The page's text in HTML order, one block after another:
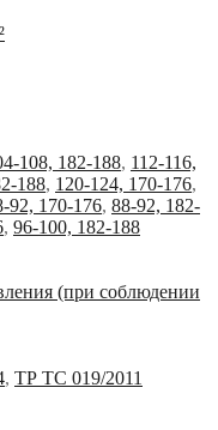
108, 182-188, 112-116,
188, 120-124, 170-176,
92, 170-176, 88-92, 182-
, 96-100, 182-188
(при соблюдении
, ТР ТС 019/2011